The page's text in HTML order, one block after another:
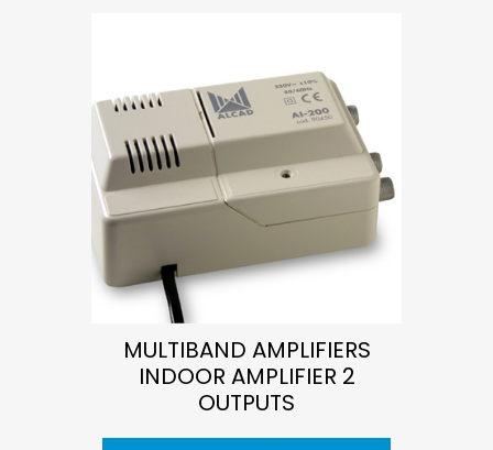
MULTIBAND AMPLIFIERS
INDOOR AMPLIFIER 2
OUTPUTS